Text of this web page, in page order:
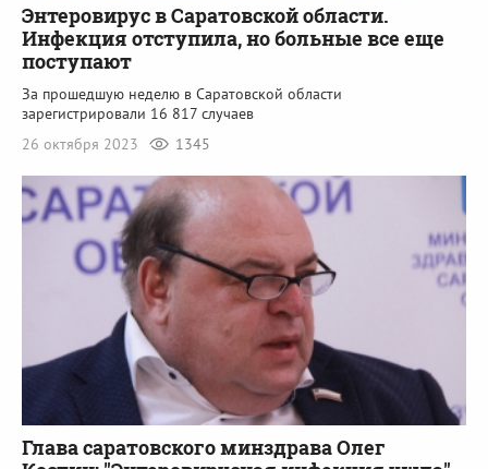
Энтеровирус в Саратовской области.
Инфекция отступила, но больные все еще
поступают
За прошедшую неделю в Саратовской области
зарегистрировали 16 817 случаев
26 октября 2023
1345
Глава саратовского минздрава Олег